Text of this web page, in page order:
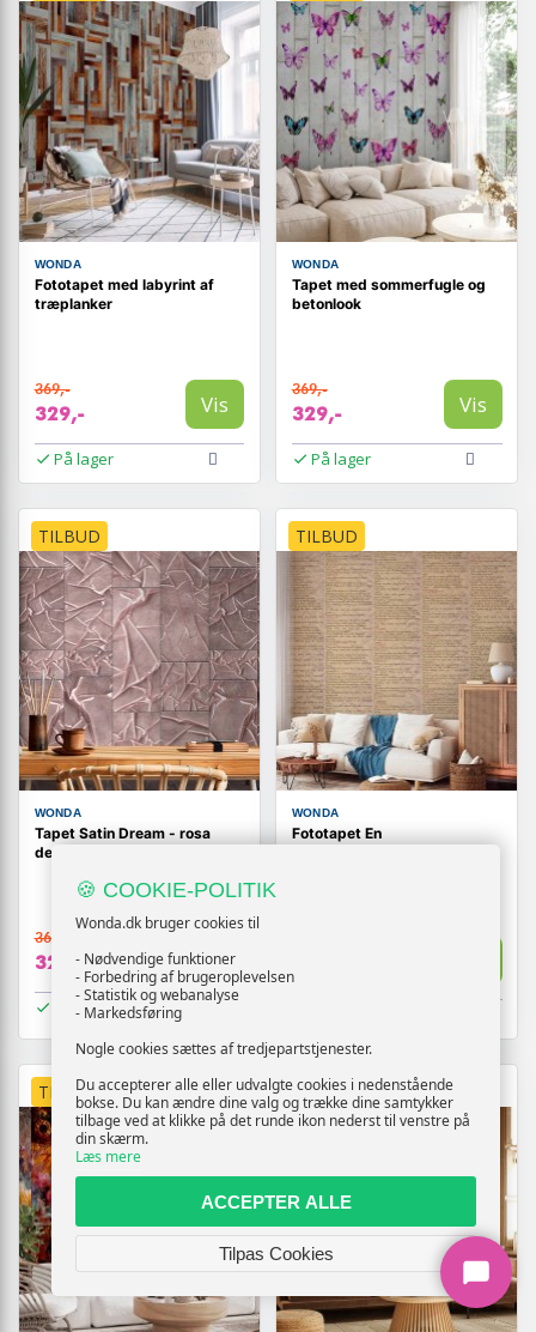
WONDA
Fototapet med labyrint af
træplanker
369,-
329,- Vis
På lager
WONDA
Tapet med sommerfugle og
betonlook
369,-
329,- Vis
På lager
TILBUD
WONDA
Tapet Satin Dream - rosa
designtapet med struktur
369,-
329,- Vis
På lager
TILBUD
WONDA
Fototapet En
329,-
TILBUD TILBUD
🍪 COOKIE-POLITIK
Wonda.dk bruger cookies til
- Nødvendige funktioner
- Forbedring af brugeroplevelsen
- Statistik og webanalyse
- Markedsføring
Nogle cookies sættes af tredjepartstjenester.
Du accepterer alle eller udvalgte cookies i nedenstående
bokse. Du kan ændre dine valg og trække dine samtykker
tilbage ved at klikke på det runde ikon nederst til venstre på
din skærm.
Læs mere
ACCEPTER ALLE
Tilpas Cookies